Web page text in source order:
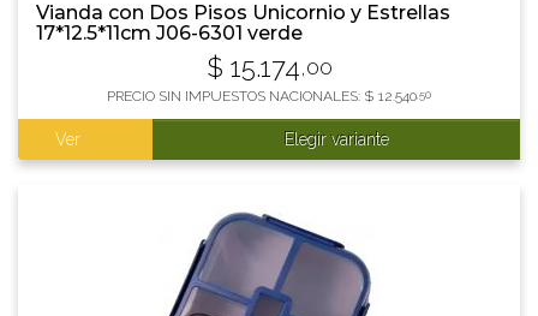
Vianda con Dos Pisos Unicornio y Estrellas
17*12.5*11cm J06-6301 verde
$ 15.174,00
PRECIO SIN IMPUESTOS NACIONALES: $ 12.540,50
Ver Elegir variante